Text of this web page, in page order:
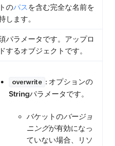
のパス を含む完全な名前を
します。
パラメータです。アップロ
するオブジェクトです。
overwrite : オプションの
Stringパラメータです。
バケットのバージョ
ニングが有効になっ
ていない場合、リソ